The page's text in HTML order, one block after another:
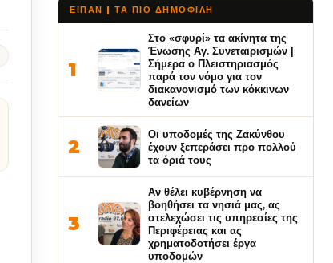
ΕΙΠΑΝ | ΤΑ ΠΙΟ ΔΗΜΟΦΙΛΉ
1
Στο «σφυρί» τα ακίνητα της
Ένωσης Αγ. Συνεταιρισμών |
Σήμερα ο Πλειστηριασμός
παρά τον νόμο για τον
διακανονισμό των κόκκινων
δανείων
2
Οι υποδομές της Ζακύνθου
έχουν ξεπεράσει προ πολλού
τα όριά τους
3
Αν θέλει κυβέρνηση να
βοηθήσει τα νησιά μας, ας
στελεχώσει τις υπηρεσίες της
Περιφέρειας και ας
χρηματοδοτήσει έργα
υποδομών